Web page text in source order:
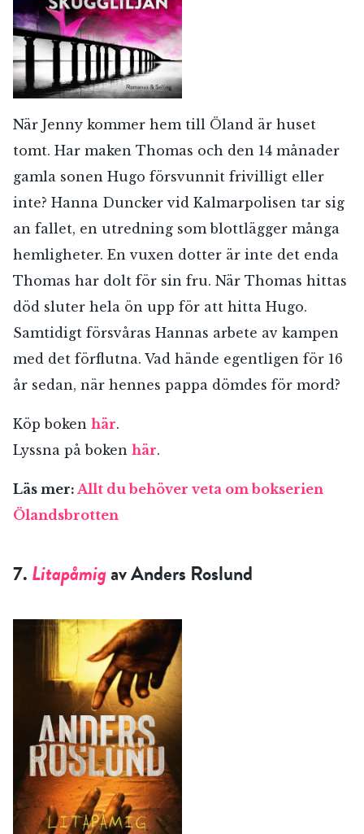
E-post*
När Jenny kommer hem till Öland är huset
tomt. Har maken Thomas och den 14 månader
gamla sonen Hugo försvunnit frivilligt eller
inte? Hanna Duncker vid Kalmarpolisen tar sig
an fallet, en utredning som blottlägger många
hemligheter. En vuxen dotter är inte det enda
Thomas har dolt för sin fru. När Thomas hittas
död sluter hela ön upp för att hitta Hugo.
Samtidigt försvåras Hannas arbete av kampen
med det förflutna. Vad hände egentligen för 16
år sedan, när hennes pappa dömdes för mord?
Köp boken här.
Lyssna på boken här.
Läs mer: Allt du behöver veta om bokserien
Ölandsbrotten
7.Litapåmigav Anders Roslund